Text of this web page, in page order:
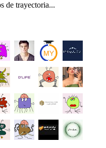
de trayectoria...